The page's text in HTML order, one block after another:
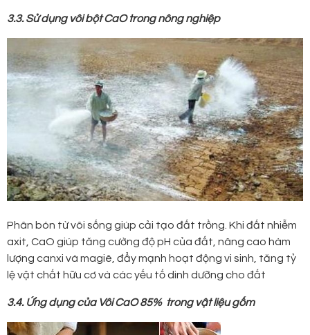
3.3. Sử dụng vôi bột CaO trong nông nghiệp
Phân bón từ vôi sống giúp cải tạo đất trồng. Khi đất nhiễm
axit, CaO giúp tăng cường độ pH của đất, nâng cao hàm
lượng canxi và magiê, đẩy mạnh hoạt động vi sinh, tăng tỷ
lệ vật chất hữu cơ và các yếu tố dinh dưỡng cho đất
3.4. Ứng dụng của Vôi CaO 85% trong vật liệu gốm